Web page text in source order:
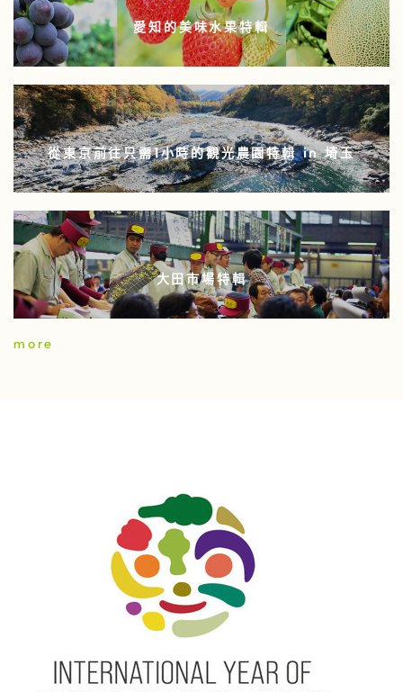
愛知的美味水果特輯
從東京前往只需1小時的觀光農園特輯 in 埼玉
大田市場特輯
more